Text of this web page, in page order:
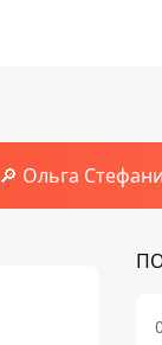
🔎 Ольга